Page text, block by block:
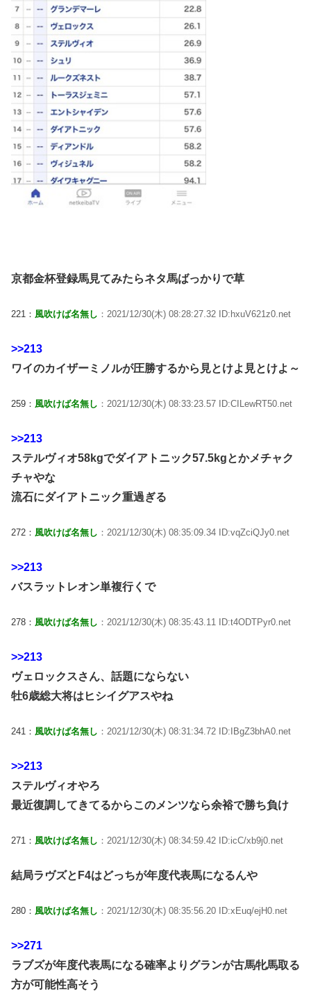
京都金杯登録馬見てみたらネタ馬ばっかりで草
221： 風吹けば名無し ：2021/12/30(木) 08:28:27.32 ID:hxuV621z0.net
>>213
ワイのカイザーミノルが圧勝するから見とけよ見とけよ～
259： 風吹けば名無し ：2021/12/30(木) 08:33:23.57 ID:CILewRT50.net
>>213
ステルヴィオ58kgでダイアトニック57.5kgとかメチャク
チャやな
流石にダイアトニック重過ぎる
272： 風吹けば名無し ：2021/12/30(木) 08:35:09.34 ID:vqZciQJy0.net
>>213
バスラットレオン単複行くで
278： 風吹けば名無し ：2021/12/30(木) 08:35:43.11 ID:t4ODTPyr0.net
>>213
ヴェロックスさん、話題にならない
牡6歳総大将はヒシイグアスやね
241： 風吹けば名無し ：2021/12/30(木) 08:31:34.72 ID:IBgZ3bhA0.net
>>213
ステルヴィオやろ
最近復調してきてるからこのメンツなら余裕で勝ち負け
271： 風吹けば名無し ：2021/12/30(木) 08:34:59.42 ID:icC/xb9j0.net
結局ラヴズとF4はどっちが年度代表馬になるんや
280： 風吹けば名無し ：2021/12/30(木) 08:35:56.20 ID:xEuq/ejH0.net
>>271
ラブズが年度代表馬になる確率よりグランが古馬牝馬取る
方が可能性高そう